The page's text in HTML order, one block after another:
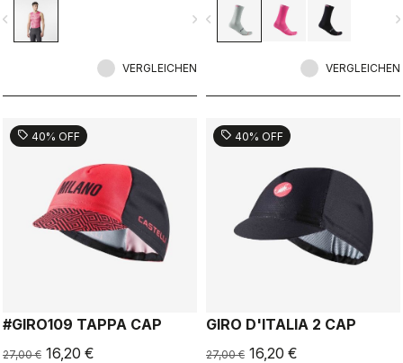
navigate_next
VERGLEICHEN
navigate_before
VERGLEICHEN
sell 40% OFF
#GIRO109 TAPPA CAP
27,00 € 16,20 €
sell 40% OFF
GIRO D'ITALIA 2 CAP
27,00 € 16,20 €